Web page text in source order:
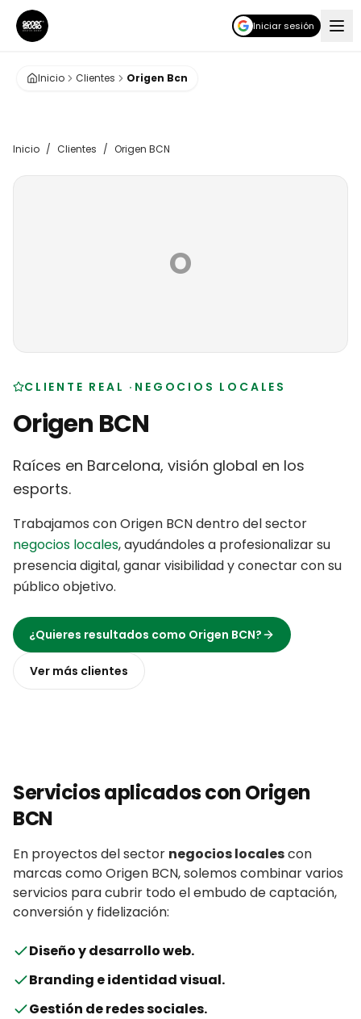
Iniciar sesión
Inicio Clientes Origen Bcn
Inicio / Clientes / Origen BCN
O
CLIENTE REAL · NEGOCIOS LOCALES
Origen BCN
Raíces en Barcelona, visión global en los
esports.
Trabajamos conOrigen BCNdentro del sector
negocios locales,ayudándoles a profesionalizar su
presencia digital, ganar visibilidad y conectar con su
público objetivo.
¿Quieres resultados como Origen BCN?
Ver más clientes
Servicios aplicados conOrigen
BCN
En proyectos del sector negocios localescon
marcas como Origen BCN, solemos combinar varios
servicios para cubrir todo el embudo de captación,
conversión y fidelización:
Diseño y desarrollo web.
Branding e identidad visual.
Gestión de redes sociales.